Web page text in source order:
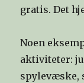
gratis. Det
Noen
aktiviteter:
spylevæske,